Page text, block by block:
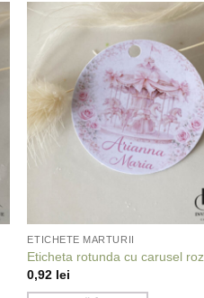
ETICHETE MARTURII
Eticheta rotunda cu carusel roz
0,92 lei